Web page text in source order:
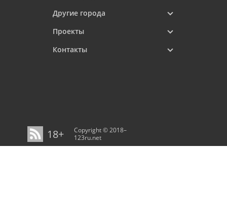
Другие города
Проекты
Контакты
18+
Copyright © 2018–
123ru.net